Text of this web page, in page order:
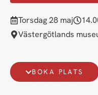
torsdag 28 maj
Västergötlands
BOKA PLATS